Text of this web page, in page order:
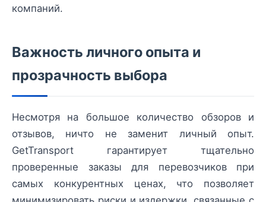
компаний.
Важность личного опыта и
прозрачность выбора
Несмотря на большое количество обзоров и
отзывов, ничто не заменит личный опыт.
GetTransport гарантирует тщательно
проверенные заказы для перевозчиков при
самых конкурентных ценах, что позволяет